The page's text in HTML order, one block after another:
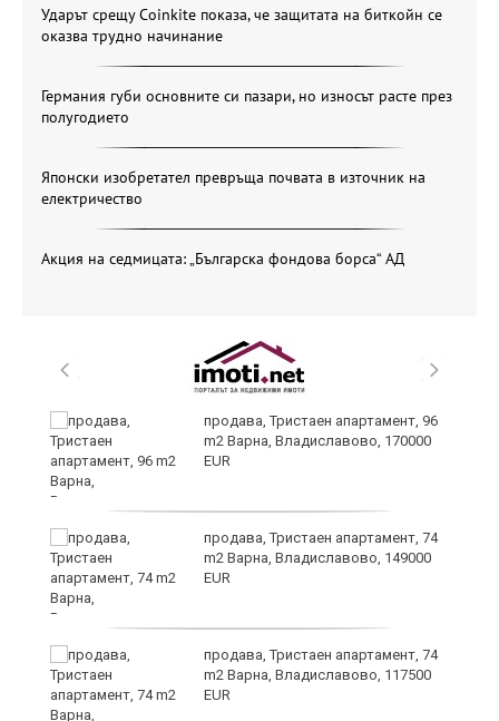
Ударът срещу Coinkite показа, че защитата на биткойн се
оказва трудно начинание
Германия губи основните си пазари, но износът расте през
полугодието
Японски изобретател превръща почвата в източник на
електричество
Акция на седмицата: „Българска фондова борса“ АД
продава, Тристаен апартамент, 96
m2 Варна, Владиславово, 170000
EUR
продава, Тристаен апартамент, 74
m2 Варна, Владиславово, 149000
EUR
продава, Тристаен апартамент, 74
m2 Варна, Владиславово, 117500
EUR